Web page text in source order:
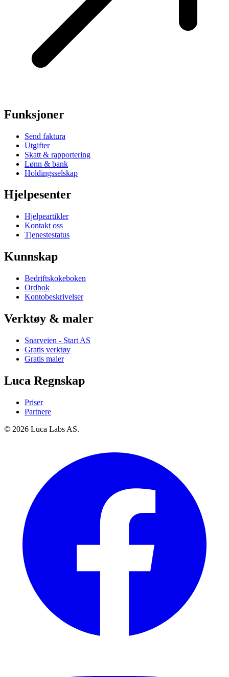
Funksjoner
Send faktura
Utgifter
Skatt & rapportering
Lønn & bank
Holdingsselskap
Hjelpesenter
Hjelpeartikler
Kontakt oss
Tjenestestatus
Kunnskap
Bedriftskokeboken
Ordbok
Kontobeskrivelser
Verktøy & maler
Snarveien - Start AS
Gratis verktøy
Gratis maler
Luca Regnskap
Priser
Partnere
© 2026 Luca Labs AS.